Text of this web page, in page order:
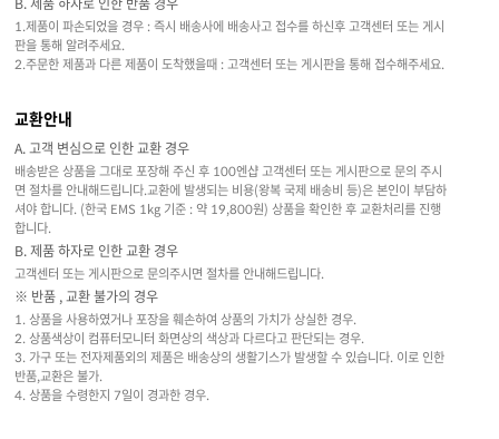
1.제품이 파손되었을 경우 : 즉시 배송사에 배송사고 접수를 하신후 고객센터 또는 게시
판을 통해 알려주세요.
2.주문한 제품과 다른 제품이 도착했을때 : 고객센터 또는 게시판을 통해 접수해주세요.
교환안내
A. 고객 변심으로 인한 교환 경우
배송받은 상품을 그대로 포장해 주신 후 100엔샵 고객센터 또는 게시판으로 문의 주시
면 절차를 안내해드립니다.교환에 발생되는 비용(왕복 국제 배송비 등)은 본인이 부담하
셔야 합니다. (한국 EMS 1kg 기준 : 약 19,800원) 상품을 확인한 후 교환처리를 진행
합니다.
B. 제품 하자로 인한 교환 경우
고객센터 또는 게시판으로 문의주시면 절차를 안내해드립니다.
※ 반품 , 교환 불가의 경우
1. 상품을 사용하였거나 포장을 훼손하여 상품의 가치가 상실한 경우.
2. 상품색상이 컴퓨터모니터 화면상의 색상과 다르다고 판단되는 경우.
3. 가구 또는 전자제품외의 제품은 배송상의 생활기스가 발생할 수 있습니다. 이로 인한
반품,교환은 불가.
4. 상품을 수령한지 7일이 경과한 경우.